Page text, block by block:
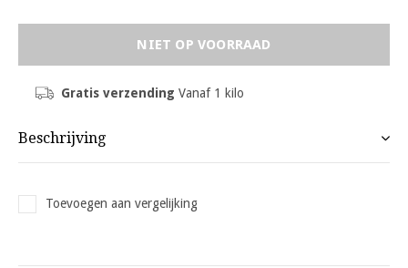
NIET OP VOORRAAD
Gratis verzending Vanaf 1 kilo
Beschrijving
Toevoegen aan vergelijking